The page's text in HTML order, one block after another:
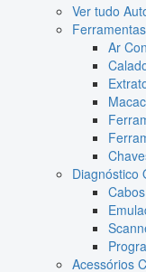
Ver tudo
Ar
Diagnóstico
Acessórios